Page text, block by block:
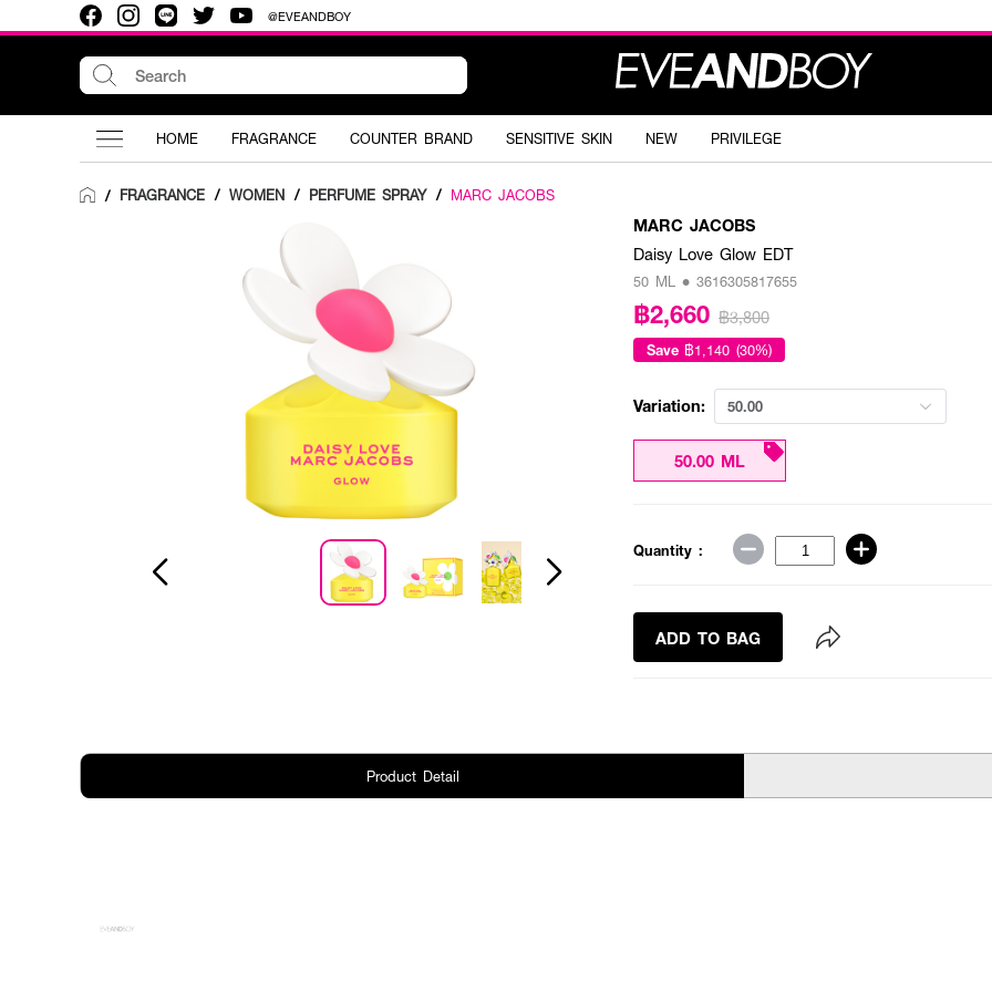
@EVEANDBOY
HOME FRAGRANCE COUNTER BRAND SENSITIVE SKIN NEW PRIVILEGE
/ FRAGRANCE / WOMEN / PERFUME SPRAY / MARC JACOBS
MARC JACOBS
Daisy Love Glow EDT
50 ML • 3616305817655
฿2,660 ฿3,800
Save ฿1,140 (30%)
Variation: 50.00
50.00 ML
Quantity :
ADD TO BAG
Product Detail